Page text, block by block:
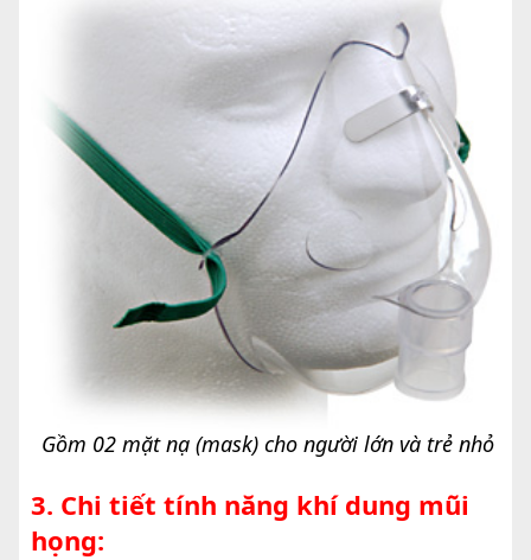
Gồm 02 mặt nạ (mask) cho người lớn và trẻ nhỏ
3. Chi tiết tính năng khí dung mũi
họng: